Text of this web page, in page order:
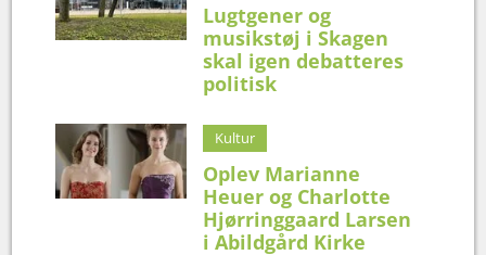
Lugtgener og
musikstøj i Skagen
skal igen debatteres
politisk
Kultur
Oplev Marianne
Heuer og Charlotte
Hjørringgaard Larsen
i Abildgård Kirke